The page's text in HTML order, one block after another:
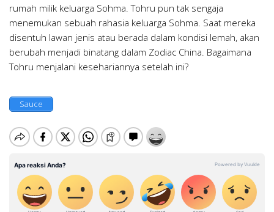
rumah milik keluarga Sohma. Tohru pun tak sengaja
menemukan sebuah rahasia keluarga Sohma. Saat mereka
disentuh lawan jenis atau berada dalam kondisi lemah, akan
berubah menjadi binatang dalam Zodiac China. Bagaimana
Tohru menjalani kesehariannya setelah ini?
Sauce